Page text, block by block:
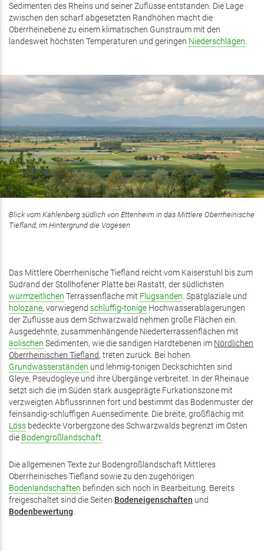
Sedimenten des Rheins und seiner Zuflüsse entstanden. Die Lage
zwischen den scharf abgesetzten Randhöhen macht die
Oberrheinebene zu einem klimatischen Gunstraum mit den
landesweit höchsten Temperaturen und geringen Niederschlägen.
Blick vom Kahlenberg südlich von Ettenheim in das Mittlere Oberrheinische
Tiefland, im Hintergrund die Vogesen
Das Mittlere Oberrheinische Tiefland reicht vom Kaiserstuhl bis zum
Südrand der Stollhofener Platte bei Rastatt, der südlichsten
würmzeitlichen Terrassenfläche mit Flugsanden. Spätglaziale und
holozäne, vorwiegend schluffig-tonige Hochwasserablagerungen
der Zuflüsse aus dem Schwarzwald nehmen große Flächen ein.
Ausgedehnte, zusammenhängende Niederterrassenflächen mit
äolischen Sedimenten, wie die sandigen Hardtebenen im Nördlichen
Oberrheinischen Tiefland, treten zurück. Bei hohen
Grundwasserständen und lehmig-tonigen Deckschichten sind
Gleye, Pseudogleye und ihre Übergänge verbreitet. In der Rheinaue
setzt sich die im Süden stark ausgeprägte Furkationszone mit
verzweigten Abflussrinnen fort und bestimmt das Bodenmuster der
feinsandig-schluffigen Auensedimente. Die breite, großflächig mit
Löss bedeckte Vorbergzone des Schwarzwalds begrenzt im Osten
die Bodengroßlandschaft.
Die allgemeinen Texte zur Bodengroßlandschaft Mittleres
Oberrheinisches Tiefland sowie zu den zugehörigen
Bodenlandschaften befinden sich noch in Bearbeitung. Bereits
freigeschaltet sind die Seiten Bodeneigenschaften und
Bodenbewertung.